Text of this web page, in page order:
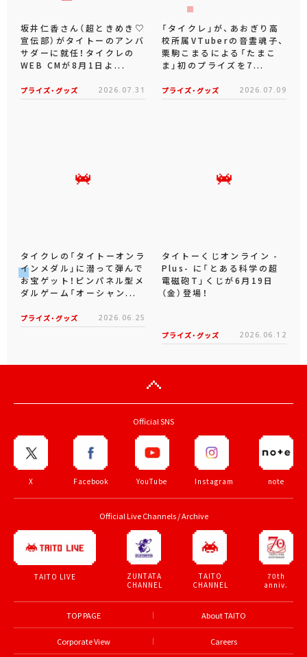
坂井仁香さん（超ときめき♡
宣伝部）がタイトーのアンバ
サダーに就任！タイクレの
WEB CMが8月1日よ...
プライズ・グッズ 2026.07.31
「タイクレ」が、あおぎり高
校所属VTuberの音霊魂子、
栗駒こまるによる「たまこ
ま」初のプライズを7...
プライズ・グッズ 2026.07.09
タイクレの「タイトーオンラ
インメダル」に潜って弾んで
お宝ゲット！ピンパネル型メ
ダルゲーム「オーシャン...
プライズ・グッズ 2026.06.25
タイトーくじオンライン -
Plus- に「とある科学の超
電磁砲T」くじが6月19日
（金）登場！
プライズ・グッズ 2026.06.12
Official SNS
X Facebook YouTube Instagram note
Official Live Channels / Archive
TAITO LIVE
ZUNTATA
CHANNEL
TAITO
CHANNEL
70th
anniv.
TOP PAGE About TAITO
Corporate View Careers